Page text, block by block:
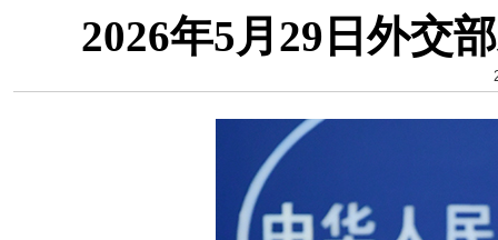
2026年5月29日外交